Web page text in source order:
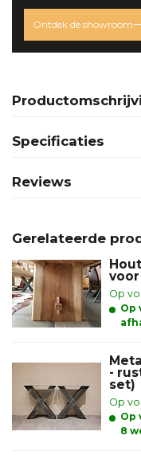
Ontdek de showroom
Specificaties
Reviews
Gerelateerde
Op
Op
-
set)
Op
Op
8